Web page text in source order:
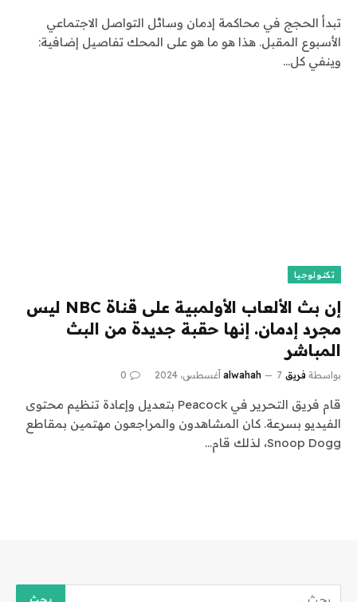
تبدأ الحجج في محاكمة إدمان وسائل التواصل الاجتماعي
الأسبوع المقبل. هذا هو ما هو على المحك تفاصيل إضافية:
وينفي كل…
تكنولوجيا
إن بث الألعاب الأولمبية على قناة NBC ليس
مجرد إدمان. إنها حقبة جديدة من البث
المباشر
بواسطة فريق alwahah 7 أغسطس، 2024 0
قام فريق التحرير في Peacock بتعديل وإعادة تنظيم محتوى
الفيديو بسرعة. كان المشاهدون والمراجعون مهتمين بمقاطع
Snoop Dogg، لذلك قام…